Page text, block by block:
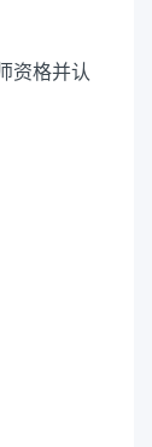
资格并认